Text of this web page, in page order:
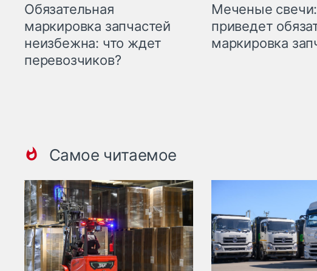
Обязательная
маркировка запчастей
неизбежна: что ждет
перевозчиков?
Меченые
приведет
маркировка
Самое читаемое